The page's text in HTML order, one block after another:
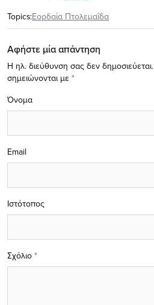
Topics:Εορδαία Πτολεμαΐδα
Αφήστε μία απάντηση
Η ηλ. διεύθυνση σας δεν δημοσιεύεται.
σημειώνονται με *
Σχόλιο *
Όνομα
Email
Ιστότοπος